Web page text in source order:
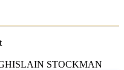
STOCKMAN